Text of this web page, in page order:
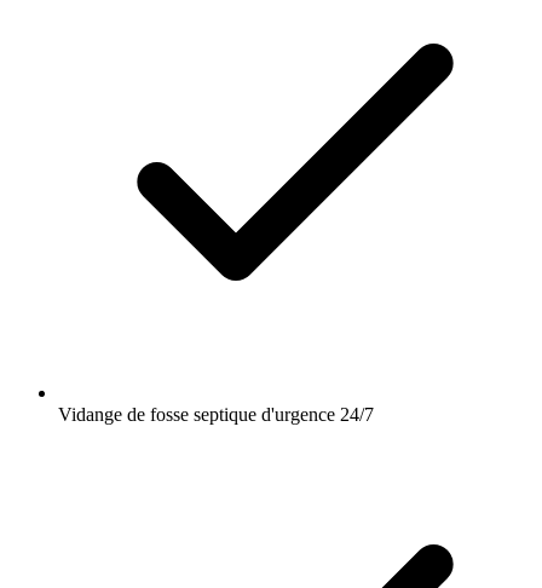
Vidange de fosse septique d'urgence 24/7